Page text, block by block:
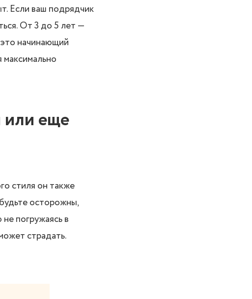
Если ваш подрядчик
От 3 до 5 лет —
начинающий
или еще
стиля он также
осторожны,
погружаясь в
страдать.